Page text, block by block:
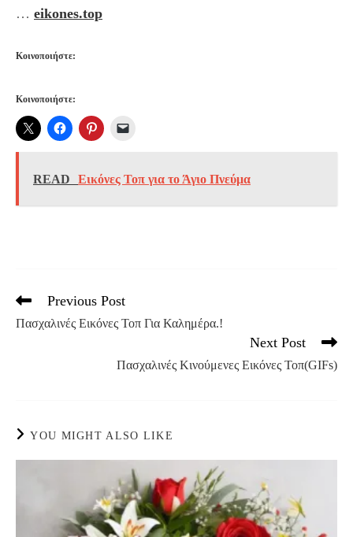
… eikones.top
Κοινοποιήστε:
Κοινοποιήστε:
READ Εικόνες Τοπ για το Άγιο Πνεύμα
Read
articles
Previous Post
Πασχαλινές Eικόνες Τοπ Για Καλημέρα.!
Next Post
Πασχαλινές Κινούμενες Εικόνες Τοπ(GIFs)
YOU MIGHT ALSO LIKE